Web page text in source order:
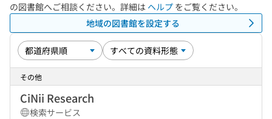
の図書館へご相談ください。詳細は ヘルプ をご覧ください。
地域の図書館を設定する
その他
CiNii Research
検索サービス